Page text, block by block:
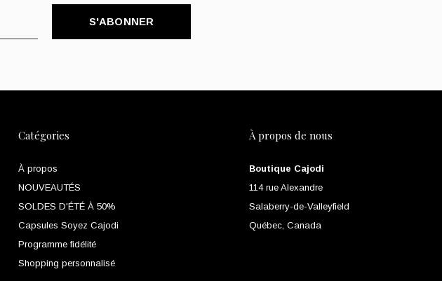
S'ABONNER
Catégories
À propos
NOUVEAUTÉS
SOLDES D'ÉTÉ À 50%
Capsules Soyez Cajodi
Programme fidélité
Shopping personnalisé
À propos de nous
Boutique Cajodi
114 rue Alexandre
Salaberry-de-Valleyfield
Québec, Canada